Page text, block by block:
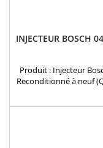
INJECTEUR BOSCH
Produit : Injecteur
Reconditionné à neuf